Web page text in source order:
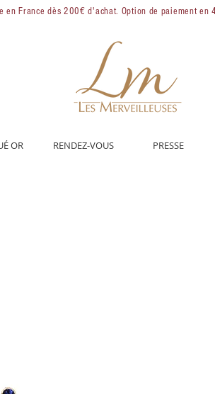
en France dès 200€ d'achat. Option de paiement en
OR RENDEZ-VOUS PRESSE